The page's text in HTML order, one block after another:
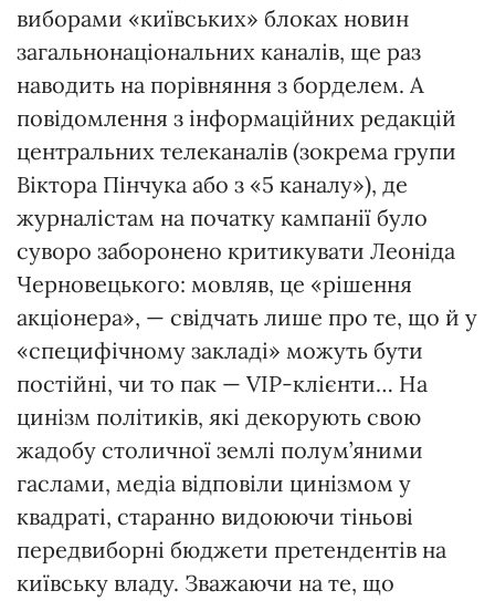
виборами «київських» блоках новин
загальнонаціональних каналів, ще раз
наводить на порівняння з борделем. А
повідомлення з інформаційних редакцій
центральних телеканалів (зокрема групи
Віктора Пінчука або з «5 каналу»), де
журналістам на початку кампанії було
суворо заборонено критикувати Леоніда
Черновецького: мовляв, це «рішення
акціонера», — свідчать лише про те, що й у
«специфічному закладі» можуть бути
постійні, чи то пак — VIP-клієнти… На
цинізм політиків, які декорують свою
жадобу столичної землі полум’яними
гаслами, медіа відповіли цинізмом у
квадраті, старанно видоюючи тіньові
передвиборні бюджети претендентів на
київську владу. Зважаючи на те, що